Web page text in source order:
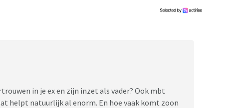
in je ex en zijn inzet als vader? Ook mbt
helpt natuurlijk al enorm. En hoe vaak komt zoon